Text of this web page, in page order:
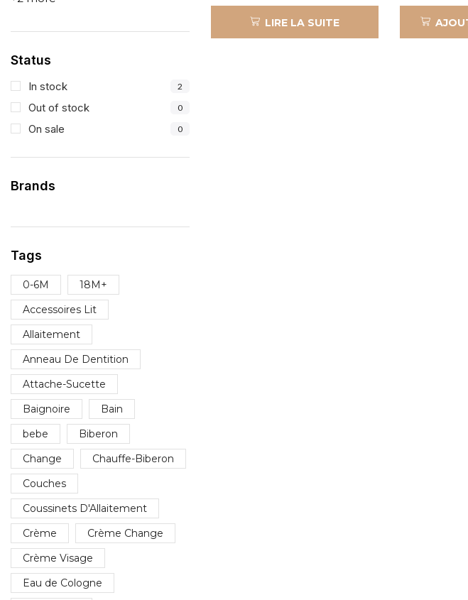
Status
In stock 2
Out of stock 0
On sale 0
Brands
Tags
0-6M
18M+
Accessoires Lit
Allaitement
Anneau De Dentition
Attache-Sucette
Baignoire
Bain
bebe
Biberon
Change
Chauffe-Biberon
Couches
Coussinets D'Allaitement
Crème
Crème Change
Crème Visage
Eau de Cologne
LIRE LA SUITE